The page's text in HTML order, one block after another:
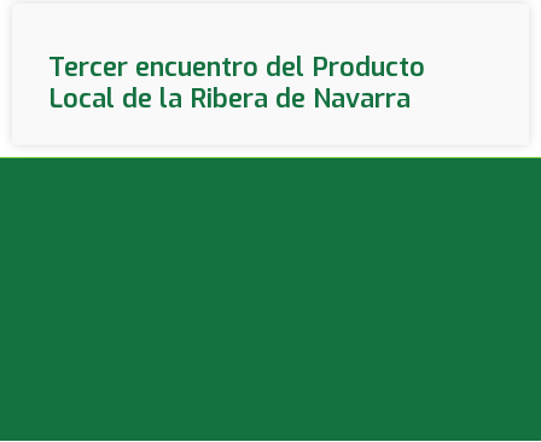
Tercer encuentro del Producto
Local de la Ribera de Navarra